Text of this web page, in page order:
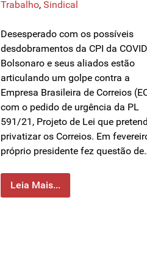
Trabalho, Sindical
Desesperado com os possíveis
desdobramentos da CPI da
Bolsonaro e seus aliados estão
articulando um golpe contra a
Empresa Brasileira de Correios
com o pedido de urgência da PL
591/21, Projeto de Lei que
privatizar os Correios. Em
próprio presidente fez questão
Leia Mais...